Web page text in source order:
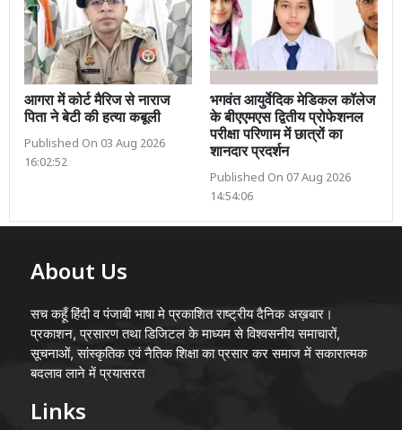
आगरा में कोर्ट मैरिज से नाराज
पिता ने बेटी की हत्या कबूली
Published On 03 Aug 2026
16:02:52
भगवंत आयुर्वेदिक मेडिकल कॉलेज
के बीएएमएस द्वितीय प्रोफेशनल
परीक्षा परिणाम में छात्रों का
शानदार प्रदर्शन
Published On 07 Aug 2026
14:54:06
About Us
सच कहूँ हिंदी व पंजाबी भाषा मे प्रकाशित राष्ट्रीय दैनिक अख़बार।
प्रकाशन, प्रसारण तथा डिजिटल के माध्यम से विश्वसनीय समाचारों,
सूचनाओं, सांस्कृतिक एवं नैतिक शिक्षा का प्रसार कर समाज में सकारात्मक
बदलाव लाने में प्रयासरत
Links